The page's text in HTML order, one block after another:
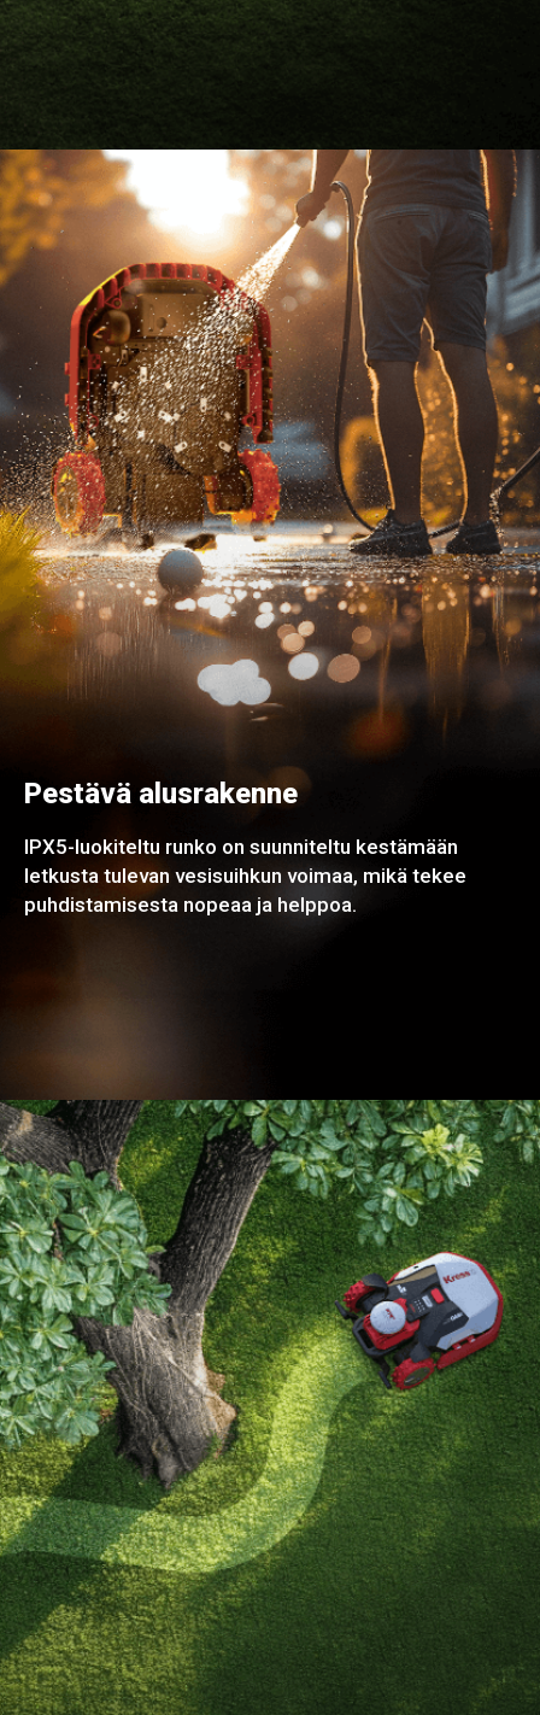
Pestävä alusrakenne
IPX5-luokiteltu runko on suunniteltu kestämään
letkusta tulevan vesisuihkun voimaa, mikä tekee
puhdistamisesta nopeaa ja helppoa.